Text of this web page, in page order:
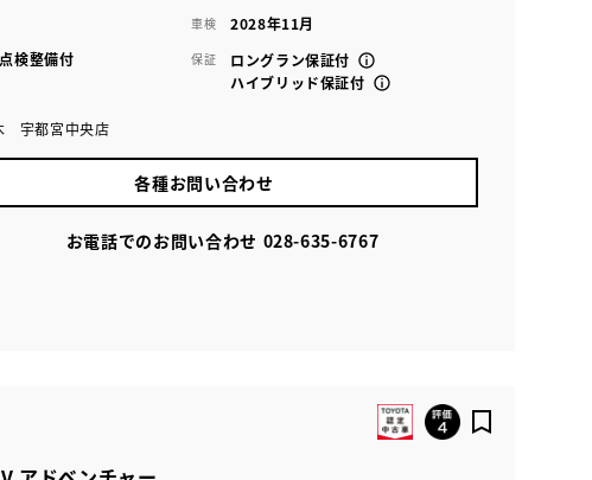
車検 2028年11月
検整備付 保証
ロングラン保証付
ハイブリッド保証付
宇都宮中央店
各種お問い合わせ
お電話でのお問い合わせ 028-635-6767